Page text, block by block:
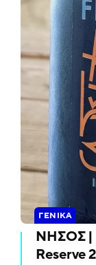
ΓΕΝΙΚΆ
ΝΗΣΟΣ |
Reserve